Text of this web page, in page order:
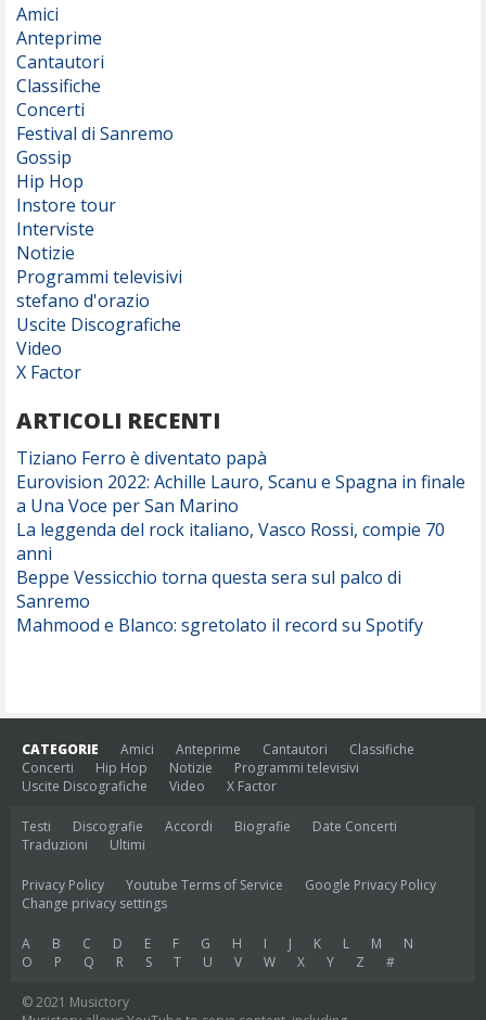
Amici
Anteprime
Cantautori
Classifiche
Concerti
Festival di Sanremo
Gossip
Hip Hop
Instore tour
Interviste
Notizie
Programmi televisivi
stefano d'orazio
Uscite Discografiche
Video
X Factor
ARTICOLI RECENTI
Tiziano Ferro è diventato papà
Eurovision 2022: Achille Lauro, Scanu e Spagna in finale
a Una Voce per San Marino
La leggenda del rock italiano, Vasco Rossi, compie 70
anni
Beppe Vessicchio torna questa sera sul palco di
Sanremo
Mahmood e Blanco: sgretolato il record su Spotify
CATEGORIE Amici Anteprime Cantautori
Classifiche
Concerti
Hip Hop Notizie
Programmi televisivi
Uscite Discografiche
Video X Factor
Testi Discografie Accordi Biografie
Date Concerti
Traduzioni
Ultimi
Privacy Policy Youtube Terms of Service
Google Privacy Policy
Change privacy settings
A B C D E F G H I J K L M
N
O
P Q R S T U V W X Y Z #
© 2021 Musictory